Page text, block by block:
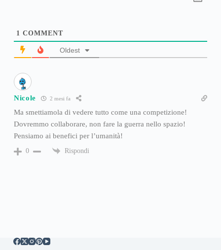
1 COMMENT
Oldest
Nicole 2 mesi fa
Ma smettiamola di vedere tutto come una competizione!
Dovremmo collaborare, non fare la guerra nello spazio!
Pensiamo ai benefici per l’umanità!
0 Rispondi